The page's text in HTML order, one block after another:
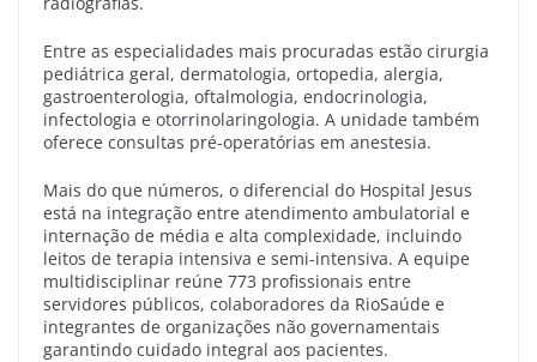
Entre as especialidades mais procuradas estão cirurgia
pediátrica geral, dermatologia, ortopedia, alergia,
gastroenterologia, oftalmologia, endocrinologia,
infectologia e otorrinolaringologia. A unidade também
oferece consultas pré-operatórias em anestesia.
Mais do que números, o diferencial do Hospital Jesus
está na integração entre atendimento ambulatorial e
internação de média e alta complexidade, incluindo
leitos de terapia intensiva e semi-intensiva. A equipe
multidisciplinar reúne 773 profissionais entre
servidores públicos, colaboradores da RioSaúde e
integrantes de organizações não governamentais
garantindo cuidado integral aos pacientes.